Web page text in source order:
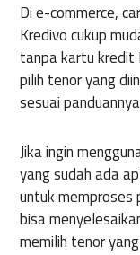
Di e-commerce,
Kredivo cukup
tanpa kartu kredit
pilih tenor yang
sesuai
Jika ingin
yang sudah ada
untuk memproses
bisa
memilih tenor